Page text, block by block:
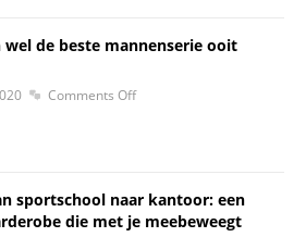
wel de beste mannenserie ooit
Comments Off
sportschool naar kantoor: een
die met je meebeweegt